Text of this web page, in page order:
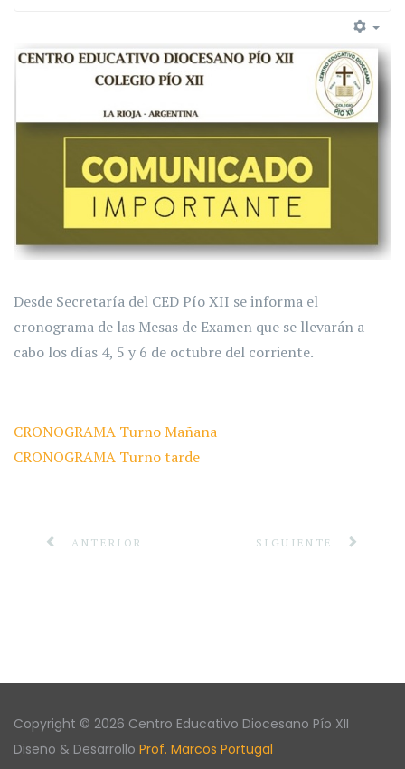
Desde Secretaría del CED Pío XII se informa el
cronograma de las Mesas de Examen que se llevarán a
cabo los días 4, 5 y 6 de octubre del corriente.
CRONOGRAMA Turno Mañana
CRONOGRAMA Turno tarde
ANTERIOR SIGUIENTE
Copyright © 2026 Centro Educativo Diocesano Pío XII
Diseño & Desarrollo Prof. Marcos Portugal